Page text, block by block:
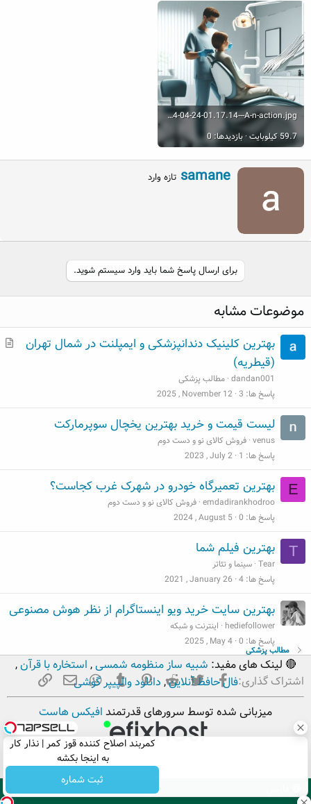
کمربند اصلاح کننده قوز کمر | نذار کار
به اینجا بکشه
ثبت شماره
DALL·E-2024-04-24-01.17.14---A-n-action.jpg
59.7 کیلوبایت · بازدیدها: 0
W
e
b
y
samane تازه وارد
برای ارسال پاسخ شما باید وارد سیستم شوید.
موضوعات مشابه
م
بهترین کلینیک دندانپزشکی و ایمپلنت در شمال تهران
(قیطریه)
dandan001 مطالب پزشکی
پاسخ ها 3
2025 , November 12
لیست قیمت و خرید بهترین یخچال سوپرمارکت
venus فروش کالای نو و دست دوم
پاسخ ها 1
2023 , July 2
E بهترین تعمیرگاه خودرو در شهرک غرب کجاست؟
emdadirankhodroo فروش کالای نو و دست دوم
پاسخ ها 0
2024 , August 5
T بهترین فیلم شما
Tear سینما و تئاتر
پاسخ ها 4
2021 , January 26
بهترین سایت خرید ویو اینستاگرام از نظر هوش مصنوعی
hediefollower اینترنت و شبکه
پاسخ ها 0
2025 , May 4
اشتراک گذاری: فیسبوکتویتر Reddit
Pinterest
Tumblr
WhatsApp
ایمیل
مطالب پزشکی
🔴 لینک های مفید: شبیه ساز منظومه شمسی, استخاره با قرآن,
فال حافظ آنلاین, دانلود والپیپر گوشی
میزبانی شده توسط سرورهای قدرتمند افیکس هاست